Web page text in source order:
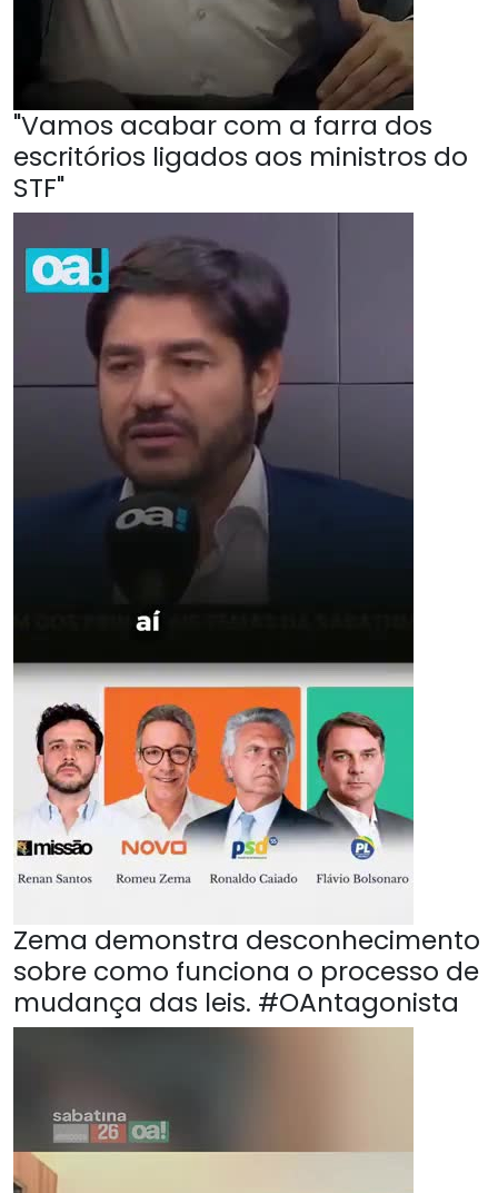
"Vamos acabar com a farra dos
escritórios ligados aos ministros do
STF"
Zema demonstra desconhecimento
sobre como funciona o processo de
mudança das leis. #OAntagonista